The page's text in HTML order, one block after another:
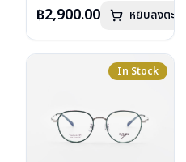
เลนส์ : Demo Lens
น้ำหนัก : 16 กรัม
อุปกรณ์ : กล่องแว่น , ผ้าเช็ดแว่น
ลงไว้กรุณาติดต่อเราคลิก
฿2,900.00 หยิบลงตะกร้า
In Stock